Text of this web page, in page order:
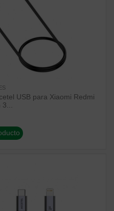
USB para Xiaomi Redmi